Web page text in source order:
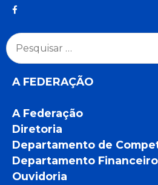
Pesquisar
por:
A FEDERAÇÃO
A Federação
Diretoria
Departamento de
Departamento Financeiro
Ouvidoria